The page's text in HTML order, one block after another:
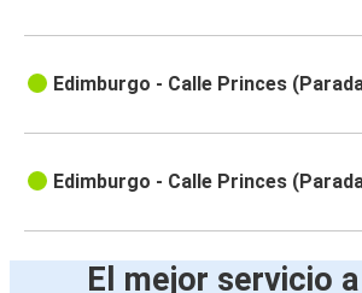
Edimburgo - Calle Princes
Edimburgo - Calle Princes
El mejor servicio